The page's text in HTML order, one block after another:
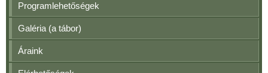
Programlehetőségek
Galéria (a tábor)
Áraink